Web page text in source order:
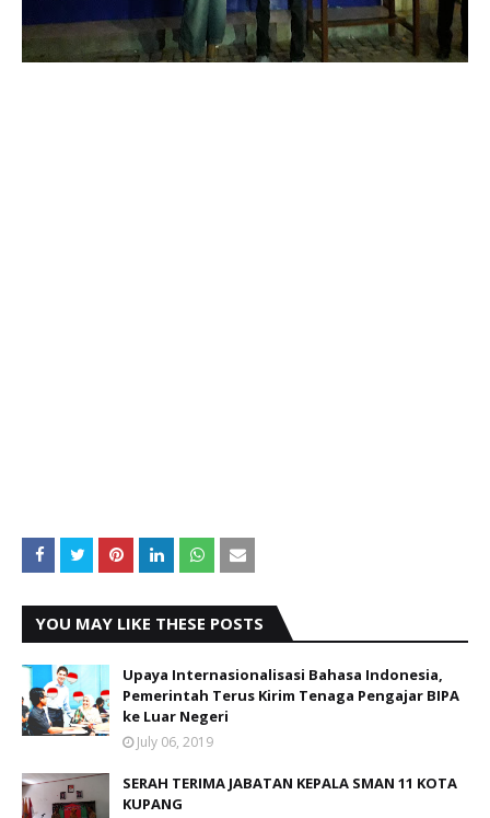
YOU MAY LIKE THESE POSTS
Upaya Internasionalisasi Bahasa Indonesia,
Pemerintah Terus Kirim Tenaga Pengajar BIPA
ke Luar Negeri
July 06, 2019
SERAH TERIMA JABATAN KEPALA SMAN 11 KOTA
KUPANG